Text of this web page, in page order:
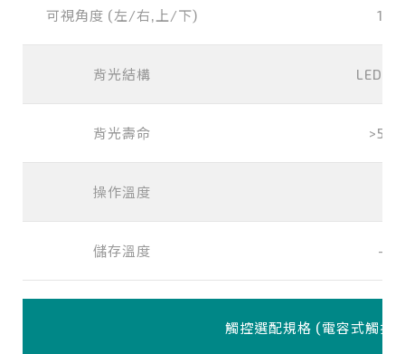
可視角度 (左/右,上/下)
背光結構 LED
背光壽命
操作溫度
儲存溫度 -
觸控選配規格 (電容式觸控)